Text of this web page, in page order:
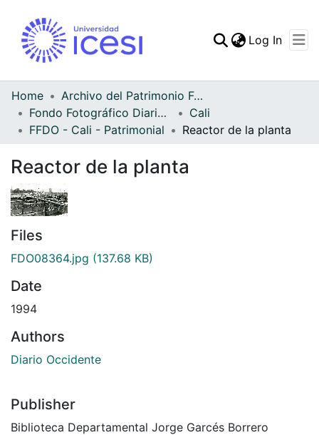
Statistics
Log In
Home
Archivo del Patrimonio Fotográfico y Fílmico del Valle del Cauca
Fondo Fotográfico Diario Occidente
Cali
FFDO - Cali - Patrimonial
Reactor de la planta
Reactor de la planta
Files
FDO08364.jpg (137.68 KB)
Date
1994
Authors
Diario Occidente
Publisher
Biblioteca Departamental Jorge Garcés Borrero